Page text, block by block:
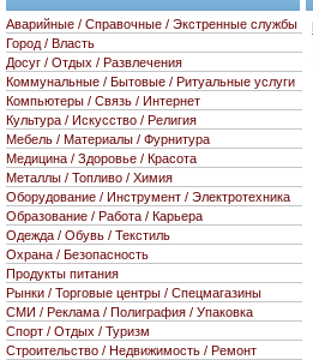
Аварийные / Справочные / Экстренные службы
Город / Власть
Досуг / Отдых / Развлечения
Коммунальные / Бытовые / Ритуальные услуги
Компьютеры / Связь / Интернет
Культура / Искусство / Религия
Мебель / Материалы / Фурнитура
Медицина / Здоровье / Красота
Металлы / Топливо / Химия
Оборудование / Инструмент / Электротехника
Образование / Работа / Карьера
Одежда / Обувь / Текстиль
Охрана / Безопасность
Продукты питания
Рынки / Торговые центры / Спецмагазины
СМИ / Реклама / Полиграфия / Упаковка
Спорт / Отдых / Туризм
Строительство / Недвижимость / Ремонт